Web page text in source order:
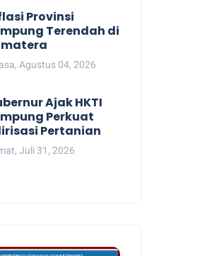
Provinsi
Terendah di
Agustus 04, 2026
Ajak HKTI
Perkuat
Pertanian
Juli 31, 2026